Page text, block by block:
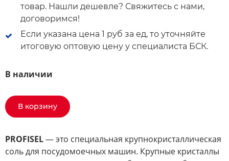
товар. Нашли дешевле? Свяжитесь с нами,
договоримся!
Если указана цена 1 руб за ед, то уточняйте
итоговую оптовую цену у специалиста БСК.
В наличии
В корзину
PROFISEL— это специальная крупнокристаллическая
соль для посудомоечных машин. Крупные кристаллы